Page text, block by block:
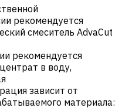
рекомендуется
смеситель AdvaCut
рекомендуется
в воду,
зависит от
материала: